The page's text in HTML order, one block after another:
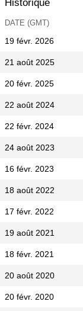
Historique
DATE (GMT)
19 févr. 2026
21 août 2025
20 févr. 2025
22 août 2024
22 févr. 2024
24 août 2023
16 févr. 2023
18 août 2022
17 févr. 2022
19 août 2021
18 févr. 2021
20 août 2020
20 févr. 2020